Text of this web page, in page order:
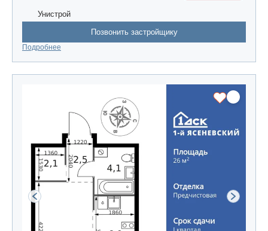
Унистрой
Позвонить застройщику
Подробнее